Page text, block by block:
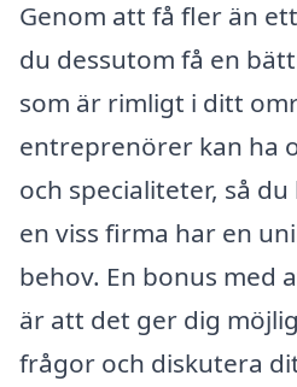
Genom att få fler än
du dessutom få en
som är rimligt i ditt
entreprenörer kan ha
och specialiteter, så
en viss firma har en
behov. En bonus med
är att det ger dig
frågor och diskutera